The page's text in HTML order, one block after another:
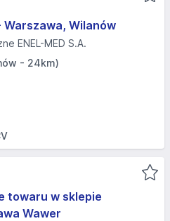
Wilanów
ENEL-MED S.A.
- 24km)
towaru w sklepie
Wawer